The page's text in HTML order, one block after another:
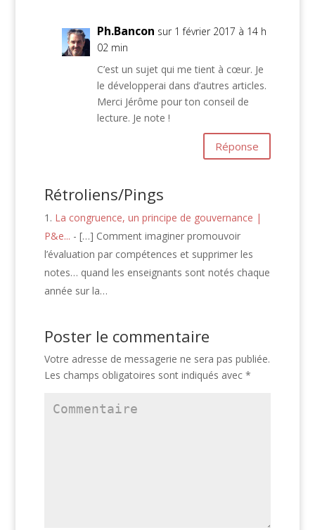
Ph.Bancon sur 1 février 2017 à 14 h
02 min
C’est un sujet qui me tient à cœur. Je
le développerai dans d’autres articles.
Merci Jérôme pour ton conseil de
lecture. Je note !
Réponse
Rétroliens/Pings
La congruence, un principe de gouvernance |
P&e... - […] Comment imaginer promouvoir
l’évaluation par compétences et supprimer les
notes… quand les enseignants sont notés chaque
année sur la…
Poster le commentaire
Votre adresse de messagerie ne sera pas publiée.
Les champs obligatoires sont indiqués avec *